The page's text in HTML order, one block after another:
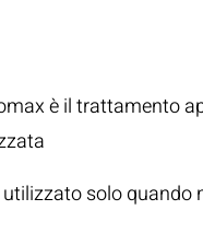
è il trattamento
solo